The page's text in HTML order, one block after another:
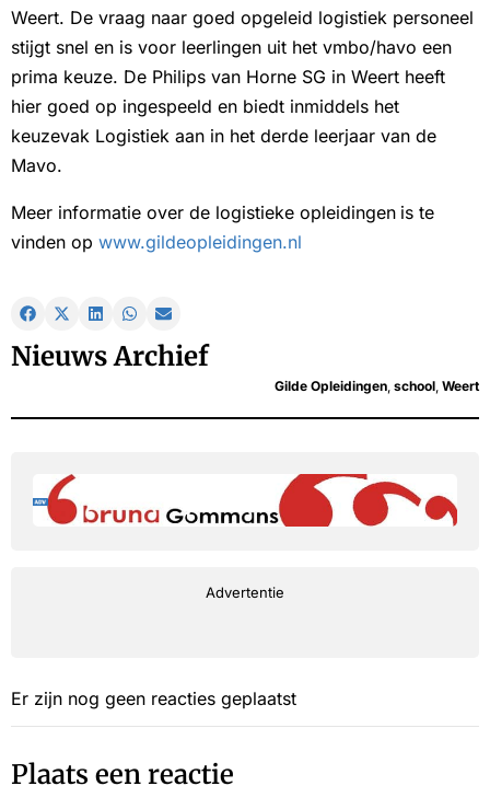
Weert. De vraag naar goed opgeleid logistiek personeel
stijgt snel en is voor leerlingen uit het vmbo/havo een
prima keuze. De Philips van Horne SG in Weert heeft
hier goed op ingespeeld en biedt inmiddels het
keuzevak Logistiek aan in het derde leerjaar van de
Mavo.
Meer informatie over de logistieke opleidingen is te
vinden op www.gildeopleidingen.nl
Nieuws Archief
Gilde Opleidingen, school, Weert
Advertentie
Er zijn nog geen reacties geplaatst
Plaats een reactie